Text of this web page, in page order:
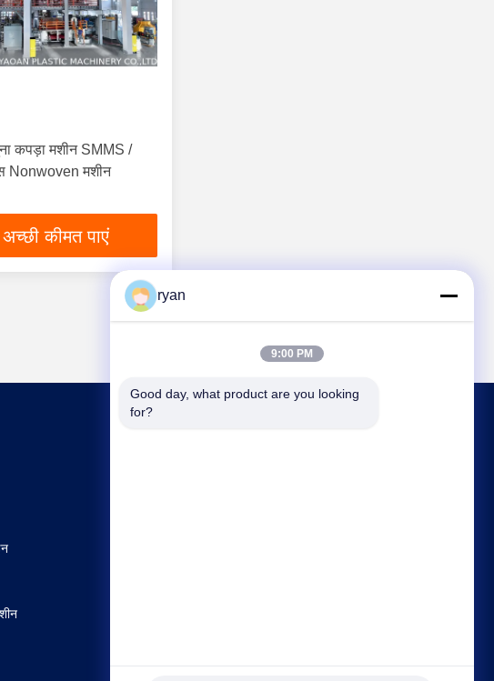
कपड़ा मशीन SMMS /
Nonwoven मशीन
कीमत पाएं
ryan
9:00 PM
Good day, what product are you looking
for?